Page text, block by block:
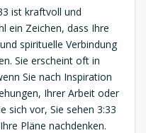
ist kraftvoll und
ein Zeichen, dass Ihre
spirituelle Verbindung
Sie erscheint oft in
Sie nach Inspiration
Ihrer Arbeit oder
sich vor, Sie sehen 3:33
Pläne nachdenken.